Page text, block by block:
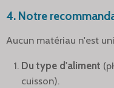
4. Notre
Aucun matériau n'est
Du type d'aliment
cuisson).